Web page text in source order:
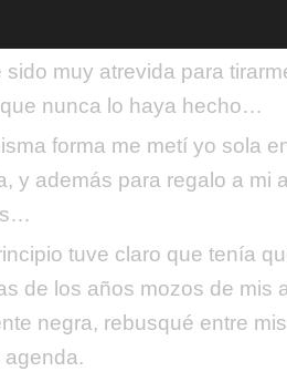
sido muy atrevida para
nunca lo haya hecho…
forma me metí yo sola
y además para regalo a mi
tuve claro que tenía
de los años mozos de mis
negra, rebusqué entre
agenda.